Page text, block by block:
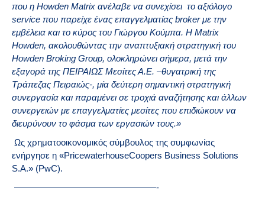
που η Howden Matrix ανέλαβε να συνεχίσει το αξιόλογο
service που παρείχε ένας επαγγελματίας broker με την
εμβέλεια και το κύρος του Γιώργου Κούμπα. Η Matrix
Howden, ακολουθώντας την αναπτυξιακή στρατηγική του
Howden Broking Group, ολοκληρώνει σήμερα, μετά την
εξαγορά της ΠΕΙΡΑΙΩΣ Μεσίτες Α.Ε. –θυγατρική της
Τράπεζας Πειραιώς-, μία δεύτερη σημαντική στρατηγική
συνεργασία και παραμένει σε τροχιά αναζήτησης και άλλων
συνεργειών με επαγγελματίες μεσίτες που επιδιώκουν να
διευρύνουν το φάσμα των εργασιών τους.»
Ως χρηματοοικονομικός σύμβουλος της συμφωνίας
ενήργησε η «PricewaterhouseCoopers Business Solutions
S.A.» (PwC).
————————————————-